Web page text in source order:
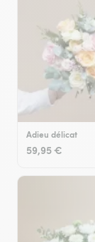
Adieu délicat
59,95 €